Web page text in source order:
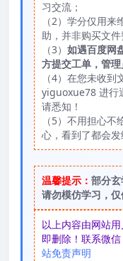
习交流；
（2）学分仅用
助，并非购买文件
（3） 如遇百度网
方提交工单，管
（4）在您未收到
yiguoxue78 进行
请悉知！
（5）不用担心
心，看到了都会发
温馨提示： 部分
请勿模仿学习，仅
以上内容由网站
即删除！联系微
站免责声明